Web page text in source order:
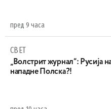
пред 9 часа
СВЕТ
„Волстрит журнал“: Русија
нападне Полска?!